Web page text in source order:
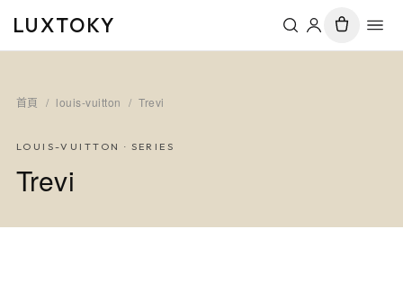
LUXTOKY
首頁 / louis-vuitton / Trevi
LOUIS-VUITTON · SERIES
Trevi